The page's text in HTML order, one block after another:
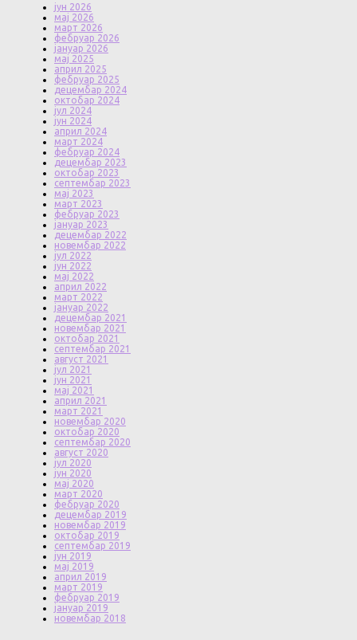
јун 2026
мај 2026
март 2026
фебруар 2026
јануар 2026
мај 2025
април 2025
фебруар 2025
децембар 2024
октобар 2024
јул 2024
јун 2024
април 2024
март 2024
фебруар 2024
децембар 2023
октобар 2023
септембар 2023
мај 2023
март 2023
фебруар 2023
јануар 2023
децембар 2022
новембар 2022
јул 2022
јун 2022
мај 2022
април 2022
март 2022
јануар 2022
децембар 2021
новембар 2021
октобар 2021
септембар 2021
август 2021
јул 2021
јун 2021
мај 2021
април 2021
март 2021
новембар 2020
октобар 2020
септембар 2020
август 2020
јул 2020
јун 2020
мај 2020
март 2020
фебруар 2020
децембар 2019
новембар 2019
октобар 2019
септембар 2019
јун 2019
мај 2019
април 2019
март 2019
фебруар 2019
јануар 2019
новембар 2018